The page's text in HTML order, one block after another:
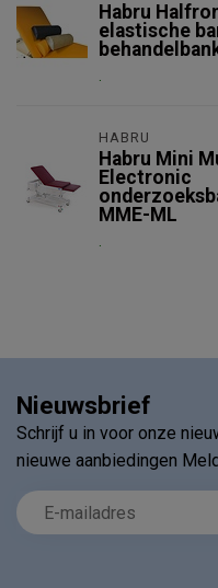
Habru
elastische
.
HABRU
Habru Mini
Electronic
MME-ML
.
Nieuwsbrief
Schrijf u in voor onze
nieuwe aanbiedingen